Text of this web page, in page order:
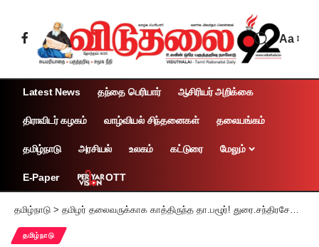
Aa
Latest News தந்தை பெரியார் ஆசிரியர் அறிக்கை
திராவிடர் கழகம் வாழ்வியல் சிந்தனைகள் தலையங்கம்
தமிழ்நாடு அரசியல் உலகம் கட்டுரை மேலும்
E-Paper OTT
தமிழ்நாடு > தமிழர் தலைவருக்காக காத்திருந்த தா.பழூர்! துரை.சந்திரசேகரன் பொதுச் செயலாளர்
தமிழ்நாடு